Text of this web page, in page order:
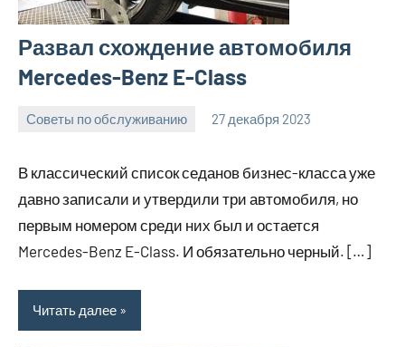
Развал схождение автомобиля
Mercedes-Benz E-Class
Советы по обслуживанию 27 декабря 2023
В классический список седанов бизнес-класса уже
давно записали и утвердили три автомобиля, но
первым номером среди них был и остается
Mercedes-Benz E-Class. И обязательно черный. […]
Читать далее